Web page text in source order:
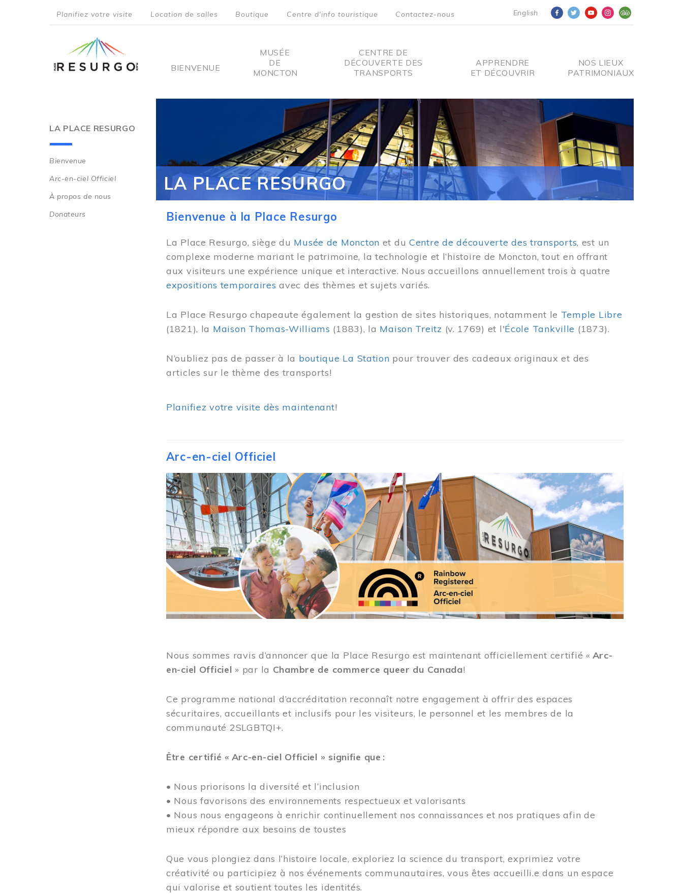
English
menu
Planifiez votre visite Location de salles Boutique Centre d'info touristique Contactez-nous
Main
BIENVENUE
MUSÉE
DE
MONCTON
CENTRE DE
DÉCOUVERTE DES
TRANSPORTS
APPRENDRE
ET DÉCOUVRIR
NOS LIEUX
PATRIMONIAUX
LA PLACE RESURGO
Main
navigation
Bienvenue
Arc-en-ciel Officiel
À propos de nous
Donateurs
LA PLACE RESURGO
Bienvenue à la Place Resurgo
La Place Resurgo, siège du Musée de Moncton et duCentre de découverte des transports, est un
complexe moderne mariant le patrimoine, la technologie et l’histoire de Moncton, tout en offrant
aux visiteurs une expérience unique et interactive. Nous accueillons annuellement trois à quatre
expositions temporaires avec des thèmes et sujets variés.
La Place Resurgo chapeaute également la gestion de sites historiques, notamment le Temple Libre
(1821), la Maison Thomas-Williams (1883), la Maison Treitz (v. 1769) et l'École Tankville (1873).
N’oubliez pas de passer à la boutique La Station pour trouver des cadeaux originaux et des
articles sur le thème des transports!
Planifiez votre visite dès maintenant!
Arc-en-ciel Officiel
Image
Nous sommes ravis d’annoncer que la Place Resurgo est maintenant officiellement certifié « Arc-
en-ciel Officiel » par la Chambre de commerce queer du Canada!
Ce programme national d’accréditation reconnaît notre engagement à offrir des espaces
sécuritaires, accueillants et inclusifs pour les visiteurs, le personnel et les membres de la
communauté 2SLGBTQI+.
Être certifié « Arc-en-ciel Officiel » signifie que :
• Nous priorisons la diversité et l’inclusion
• Nous favorisons des environnements respectueux et valorisants
• Nous nous engageons à enrichir continuellement nos connaissances et nos pratiques afin de
mieux répondre aux besoins de toustes
Que vous plongiez dans l’histoire locale, exploriez la science du transport, exprimiez votre
créativité ou participiez à nos événements communautaires, vous êtes accueilli.e dans un espace
qui valorise et soutient toutes les identités.